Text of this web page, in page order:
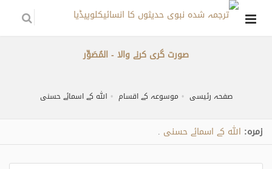
صورت گری کرنے والا - المُصَوِّر
صفحہ رئیسی موسوعہ کے اقسام اللہ کے اسمائے حسنی
زمره: اللہ کے اسمائے حسنی